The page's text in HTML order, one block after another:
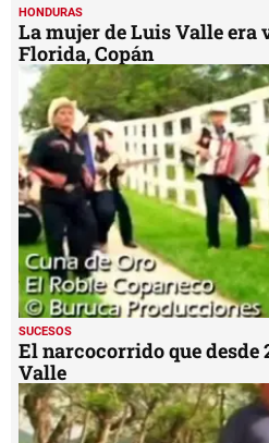
SUCESOS
El narcocorrido que
Valle
HONDURAS
Cuna de oro, el
Valle